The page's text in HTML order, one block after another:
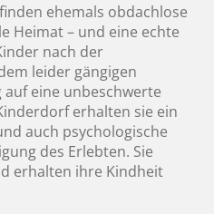
ehemals obdachlose
Heimat – und eine echte
nach der
leider gängigen
eine unbeschwerte
erhalten sie ein
auch psychologische
des Erlebten. Sie
erhalten ihre Kindheit